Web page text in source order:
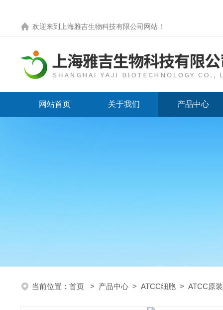
欢迎来到 上海雅吉生物科技有限公司网站 ！
网站首页 关于我们 产品中心
当前位置： 首页 > 产品中心 > ATCC细胞 > ATCC原